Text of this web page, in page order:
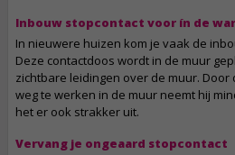
Inbouw stopcontact voor ín de
In nieuwere huizen kom je vaak de
Deze contactdoos wordt in de muur
zichtbare leidingen over de muur.
weg te werken in de muur neemt hij
het er ook strakker uit.
Vervang je ongeaard stopcontact